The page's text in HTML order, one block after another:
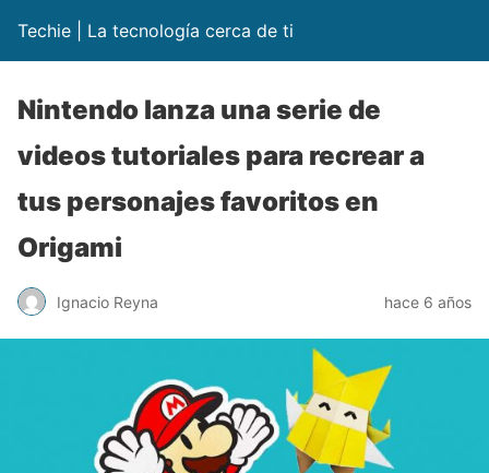
Techie | La tecnología cerca de ti
Nintendo lanza una serie de
videos tutoriales para recrear a
tus personajes favoritos en
Origami
Ignacio Reyna hace 6 años